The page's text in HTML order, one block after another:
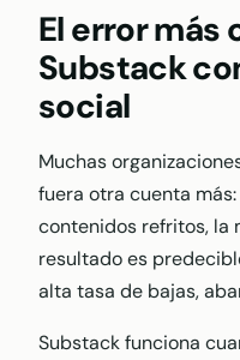
El error más
Substack
social
Muchas
fuera otra cuenta
contenidos refritos, la
resultado es
alta tasa de bajas,
Substack funciona